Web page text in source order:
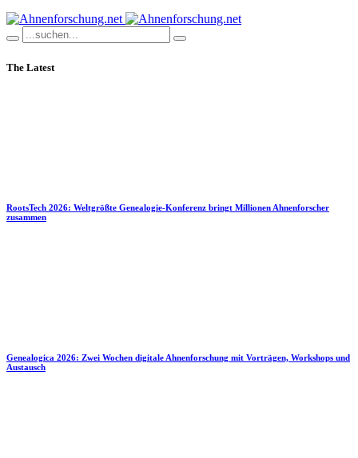
The Latest
RootsTech 2026: Weltgrößte Genealogie-Konferenz bringt Millionen Ahnenforscher
zusammen
Genealogica 2026: Zwei Wochen digitale Ahnenforschung mit Vorträgen, Workshops und
Austausch